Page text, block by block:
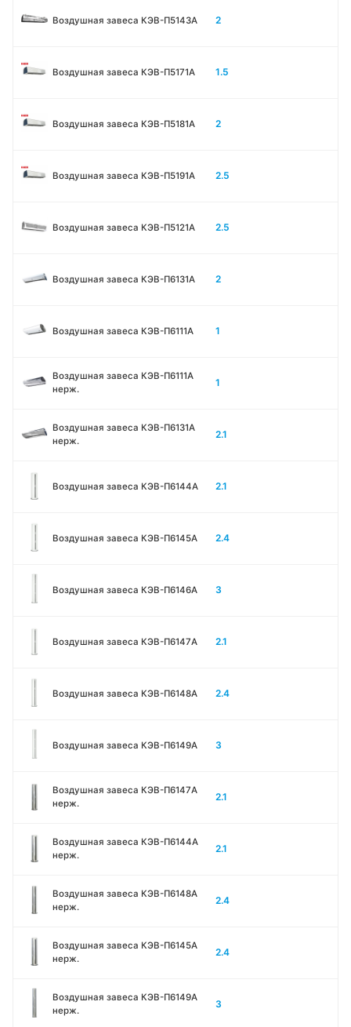
Воздушная завеса КЭВ-П5143A 2
Воздушная завеса КЭВ-П5171А 1.5
Воздушная завеса КЭВ-П5181А 2
Воздушная завеса КЭВ-П5191А 2.5
Воздушная завеса КЭВ-П5121А 2.5
Воздушная завеса КЭВ-П6131A 2
Воздушная завеса КЭВ-П6111A 1
Воздушная завеса КЭВ-П6111A
нерж.
1
Воздушная завеса КЭВ-П6131A
нерж.
2.1
Воздушная завеса КЭВ-П6144A 2.1
Воздушная завеса КЭВ-П6145A 2.4
Воздушная завеса КЭВ-П6146A 3
Воздушная завеса КЭВ-П6147A 2.1
Воздушная завеса КЭВ-П6148A 2.4
Воздушная завеса КЭВ-П6149A 3
Воздушная завеса КЭВ-П6147A
нерж.
2.1
Воздушная завеса КЭВ-П6144A
нерж.
2.1
Воздушная завеса КЭВ-П6148A
нерж.
2.4
Воздушная завеса КЭВ-П6145A
нерж.
2.4
Воздушная завеса КЭВ-П6149A
нерж.
3